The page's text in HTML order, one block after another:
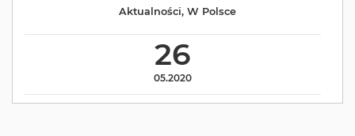
26
05.2020
Aktualności, W Polsce